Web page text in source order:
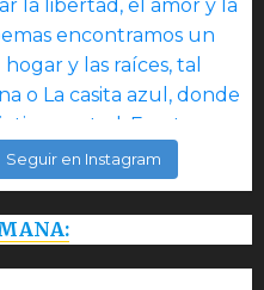
Seguir en Instagram